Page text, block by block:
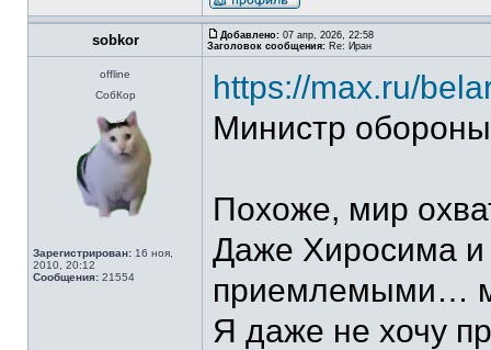
sobkor Добавлено: 07 апр, 2026, 22:58
Заголовок сообщения: Re: Иран
offline
СобКор
Зарегистрирован: 16 ноя,
2010, 20:12
Сообщения: 21554
https://max.ru/
Министр
Похоже, мир
Даже Хиросима и
приемлемыми…
Я даже не хочу